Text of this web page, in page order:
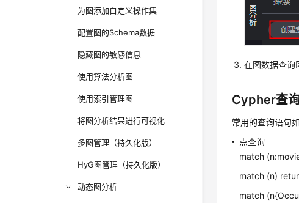
为图添加自定义操作集
配置图的Schema数据
隐藏图的敏感信息
使用算法分析图
使用索引管理图
将图分析结果进行可视化
多图管理（持久化版）
HyG图管理（持久化版）
动态图分析
在图数据查询
Cypher查
常用的查询语句
点查询
match
match (n)
match